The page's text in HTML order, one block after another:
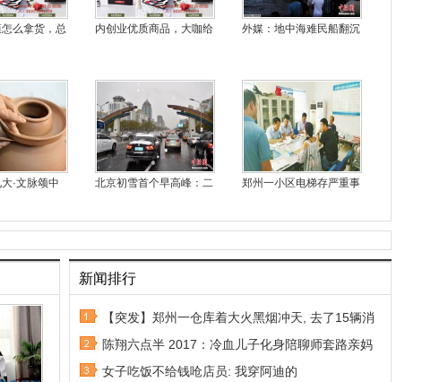
么拿货，总 内创业优质商品，大咖给 外媒：地中海难民船翻沉
大·文脉颂中 北京初雪首个早高峰：二 郑州一小区电梯存严重事
新闻排行
【突发】郑州一仓库着大火黑烟冲天, 去了15辆消
陈翔六点半 2017：冷血儿子化身陪聊师套路亲妈
女子吃饭不给钱呛店员: 我穿阿迪的